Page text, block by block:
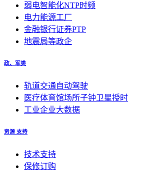
弱电智能化NTP时频
电力能源工厂
金融银行证券PTP
地震局等政企
政、军类
轨道交通自动驾驶
医疗体育馆场所子钟卫星授时
工业企业大数据
资源 支持
技术支持
保修订购